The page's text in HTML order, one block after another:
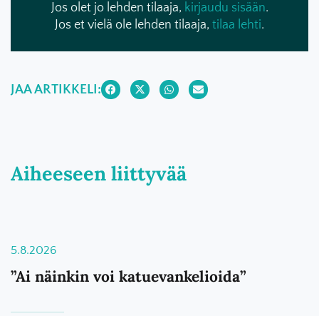
Jos olet jo lehden tilaaja, kirjaudu sisään.
Jos et vielä ole lehden tilaaja, tilaa lehti.
JAA ARTIKKELI:
Aiheeseen liittyvää
5.8.2026
”Ai näinkin voi katuevankelioida”